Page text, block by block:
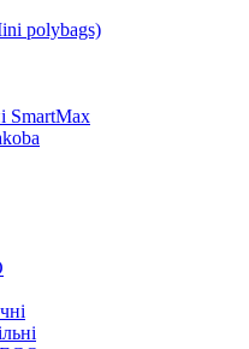
polybags)
SmartMax